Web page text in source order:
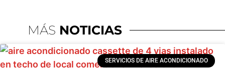
MÁS NOTICIAS
SERVICIOS DE AIRE ACONDICIONADO